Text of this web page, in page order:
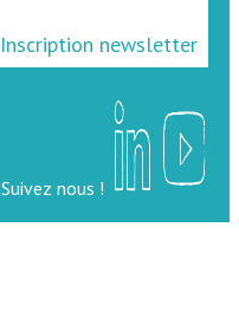
Inscription newsletter
Suivez nous !